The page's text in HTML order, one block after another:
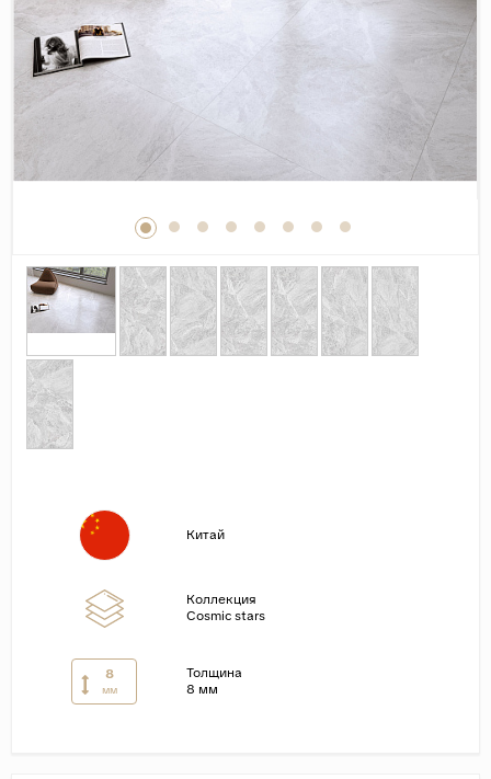
Камень
Оникс
Бетон
Декор
Полированная
Матовая
Лаппатированная
Китай
Коллекция
Cosmic stars
8
мм
Толщина
8 мм